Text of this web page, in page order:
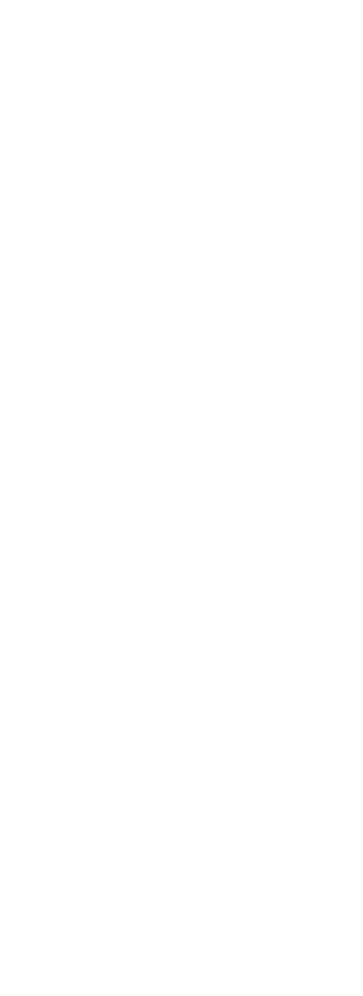
für unsere täglichen Tauchausfahrten im Mai
der kleinen und auch großen Schätze, die
auf unseren mehrtägigen Minisafaris
Abu Nuhas oder an der Thistlegorm stehen auf
erscheinen täglich! 365 Tage im Jahr könnt ihr
täglichen Tauchausfahrten!
als gewohnt, deshalb jedoch nicht weniger
den Weg nach „Carlsons Corner“, wo unser
Wasser sprang. Mit so einem tollen Start in
einen Drift machen, die anderen entschieden
Muränen, Teppich-Krokodilfisch und
gedeckt. Nach einem leckeren Mittagessen
Wasser ab. Jedoch verging nicht allzu lange
machten wir und auf den Weg nach
eine kleine Schildkröte unseren Weg, die
sahen wir erneut einen Schatten näher
hinter ihm. Wir bewunderten seine schöne
der Einzige seiner Art der uns heute
Zuerst den Vater und später dann
waren alle drei wunderschön, als sie in einer